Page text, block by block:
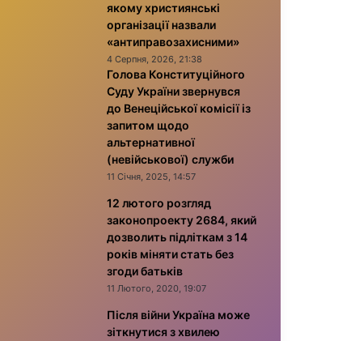
якому християнські
організації назвали
«антиправозахисними»
4 Серпня, 2026, 21:38
Голова Конституційного
Суду України звернувся
до Венеційської комісії із
запитом щодо
альтернативної
(невійськової) служби
11 Січня, 2025, 14:57
12 лютого розгляд
законопроекту 2684, який
дозволить підліткам з 14
років міняти стать без
згоди батьків
11 Лютого, 2020, 19:07
Після війни Україна може
зіткнутися з хвилею